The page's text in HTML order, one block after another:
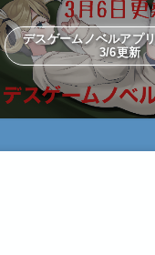
デスゲームノベルア
3/6更新